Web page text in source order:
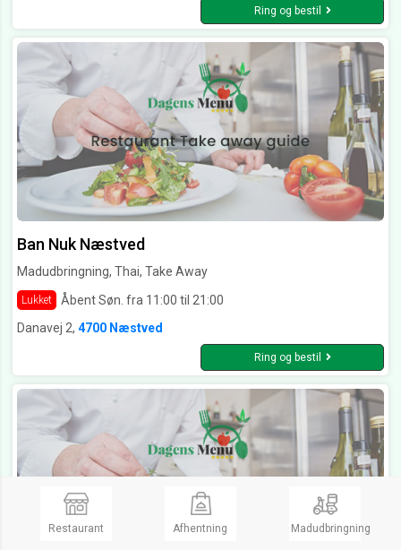
Ring og bestil
Ban Nuk Næstved
Madudbringning, Thai, Take Away
Lukket
Åbent Søn. fra 11:00 til 21:00
Danavej 2, 4700 Næstved
Ring og bestil
Restaurant Afhentning Madudbringning